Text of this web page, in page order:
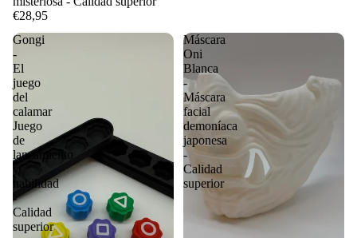
€28,95
Gongi
-
El
juego
del
calamar
Juego
de
lanzamiento
y
habilidad
-
Calidad
superior
Máscara
Oni
Blanca
-
Máscara
facial
demoníaca
japonesa
-
Calidad
superior